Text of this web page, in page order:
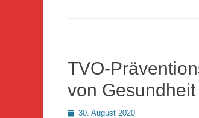
TVO-
von
Posted30. August 2020